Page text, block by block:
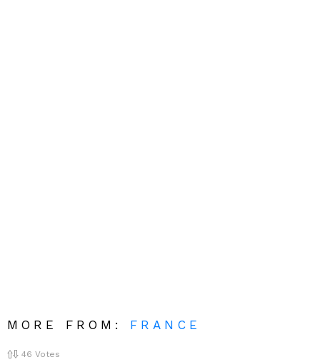
MORE FROM: FRANCE
46 Votes